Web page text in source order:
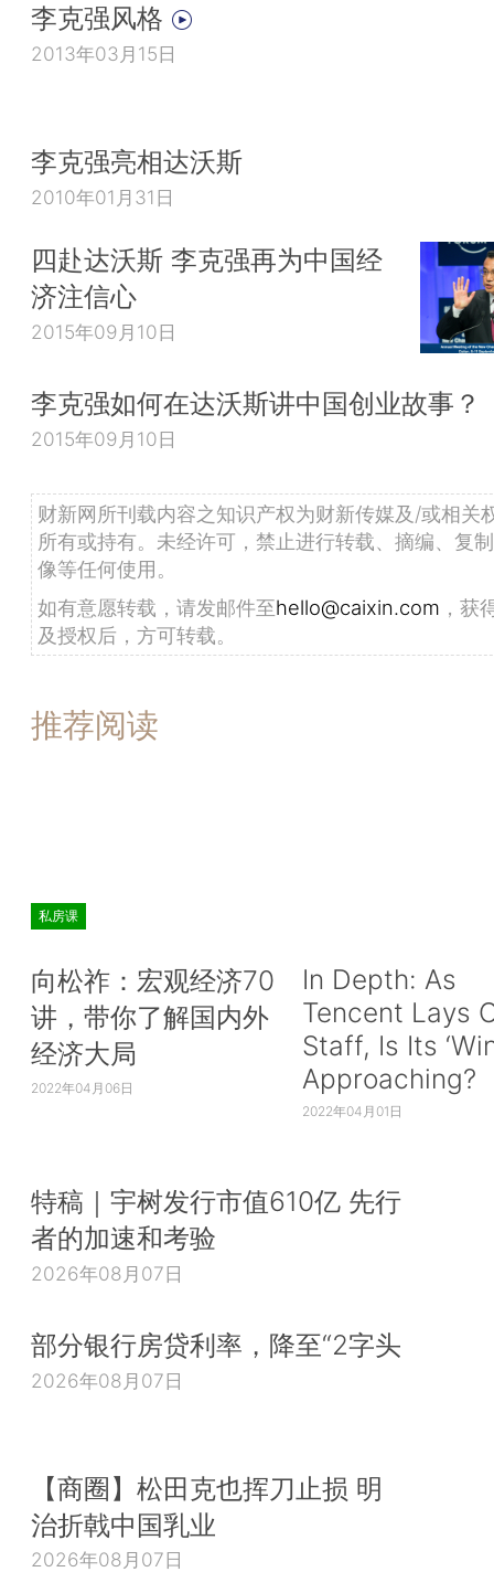
李克强风格
2013年03月15日
李克强亮相达沃斯
2010年01月31日
四赴达沃斯 李克强再为中国经
济注信心
2015年09月10日
李克强如何在达沃斯讲中国创业故事？
2015年09月10日
财新网所刊载内容之知识产权为财新传媒及/或相关
所有或持有。未经许可，禁止进行转载、摘编、复
像等任何使用。
如有意愿转载，请发邮件至hello@caixin.com ，获
及授权后，方可转载。
推荐阅读
私房课
向松祚：宏观经济70
讲，带你了解国内外
经济大局
2022年04月06日
In Depth: As
Tencent Lays
Staff, Is Its
Approaching?
2022年04月01日
特稿｜宇树发行市值610亿 先行
者的加速和考验
2026年08月07日
部分银行房贷利率，降至“2字头
2026年08月07日
【商圈】松田克也挥刀止损 明
治折戟中国乳业
2026年08月07日